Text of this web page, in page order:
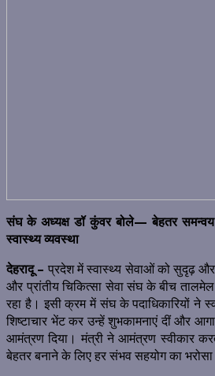
संघ के अध्यक्ष डॉ कुंवर बोले— बेहतर
स्वास्थ्य व्यवस्था
देहरादू – प्रदेश में स्वास्थ्य सेवाओं को सुदृढ़ और
और प्रांतीय चिकित्सा सेवा संघ के बीच
रहा है। इसी क्रम में संघ के पदाधिकारियों ने
शिष्टाचार भेंट कर उन्हें शुभकामनाएं दीं और
आमंत्रण दिया। मंत्री ने आमंत्रण स्वीकार
बेहतर बनाने के लिए हर संभव सहयोग का भरोसा